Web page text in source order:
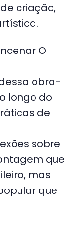
criação,
O
obra-
longo do
de
sobre
que
mas
que